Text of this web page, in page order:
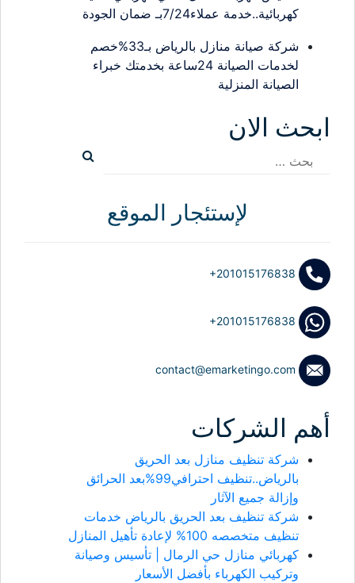
كهربائية..خدمة عملاء7/24بـ ضمان الجودة
شركة صيانة منازل بالرياض بـ33%خصم
لخدمات الصيانة 24ساعة بخدمتك خبراء
الصيانة المنزلية
ابحث الان
البحث
لإستئجار الموقع
+201015176838
+201015176838
contact@emarketingo.com
أهم الشركات
شركة تنظيف منازل بعد الحريق
بالرياض..تنظيف احترافي99%بعد الحرائق
وإزالة جميع الآثار
شركة تنظيف بعد الحريق بالرياض خدمات
تنظيف متخصصه 100% لإعادة تأهيل المنازل
كهربائي منازل حي الرمال | تأسيس وصيانة
وتركيب الكهرباء بأفضل الأسعار